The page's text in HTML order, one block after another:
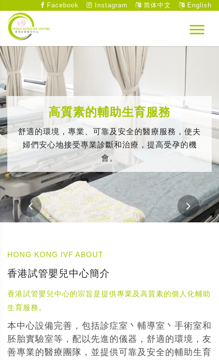
Facebook Instagram 简体中文 English
高質素的輔助生育服務
舒適的環境，專業、可靠及安全的醫療服務，使夫
婦們安心地接受專業診斷和治療，提高受孕的機
會。
HONG KONG IVF ABOUT
香港試管嬰兒中心簡介
香港試管嬰兒中心的宗旨是提供專業及高質素的個人化輔助
生育服務。
本中心設備完善，包括診症室丶輔導室丶手術室和
胚胎實驗室等，配以先進的儀器，舒適的環境，友
善專業的醫療團隊，並提供可靠及安全的輔助生育